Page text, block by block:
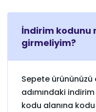
İndirim kodunu
girmeliyim?
Sepete
adımındaki
kodu alanına